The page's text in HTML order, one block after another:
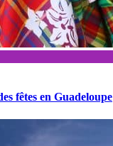
fêtes en Guadeloupe